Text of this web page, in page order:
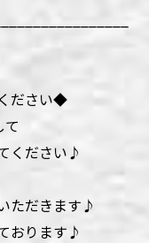
ださい◆
ください♪
ただきます♪
おります♪